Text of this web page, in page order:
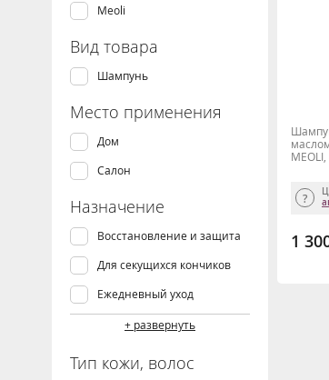
Meoli
Вид товара
Шампунь
Место применения
Дом
Салон
Назначение
Восстановление и защита
Для секущихся кончиков
Ежедневный уход
От выпадения волос
+ развернуть
Тип кожи, волос
1